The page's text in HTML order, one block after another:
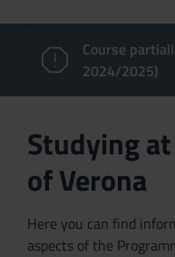
Course
2024/2025)
Studying
of Verona
Here you can find
aspects of the